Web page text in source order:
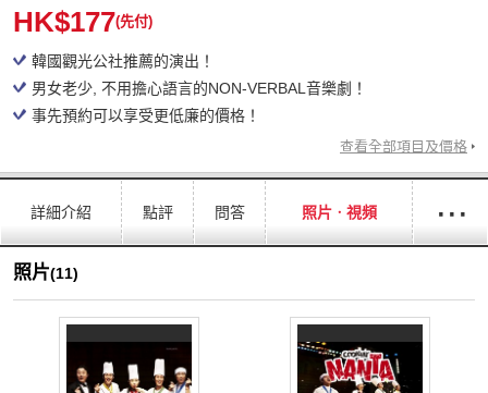
HK$177(先付)
韓國觀光公社推薦的演出！
男女老少, 不用擔心語言的NON-VERBAL音樂劇！
事先預約可以享受更低廉的價格！
查看全部項目及價格
詳細介紹 點評 問答 照片ㆍ視頻 ···
照片(11)